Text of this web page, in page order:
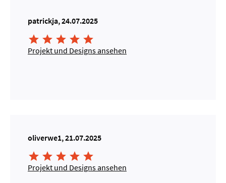
patrickja, 24.07.2025
    
Projekt und Designs ansehen
oliverwe1, 21.07.2025
    
Projekt und Designs ansehen